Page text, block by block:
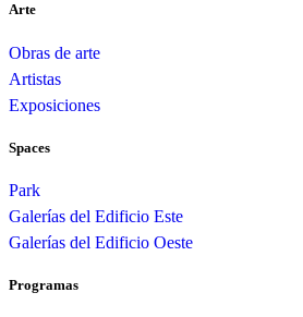
Arte
Obras de arte
Artistas
Exposiciones
Spaces
Park
Galerías del Edificio Este
Galerías del Edificio Oeste
Programas